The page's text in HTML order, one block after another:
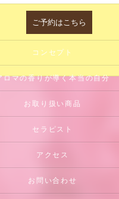
ご予約はこちら
コンセプト
ロマの香りが導く本当の自分
お取り扱い商品
セラピスト
アクセス
お問い合わせ